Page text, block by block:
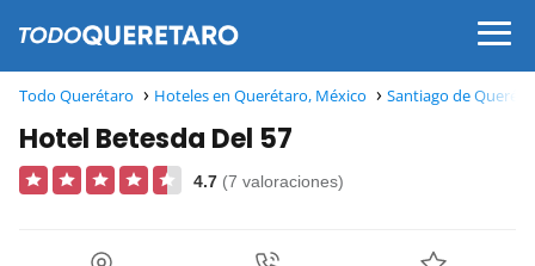
Todo Querétaro Hoteles en Querétaro, México Santiago de
Hotel Betesda Del 57
4.7 (7 valoraciones)